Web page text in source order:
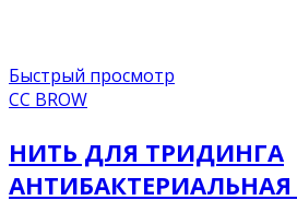
Быстрый просмотр
CC BROW
НИТЬ ДЛЯ ТРИДИНГА
АНТИБАКТЕРИАЛЬНАЯ